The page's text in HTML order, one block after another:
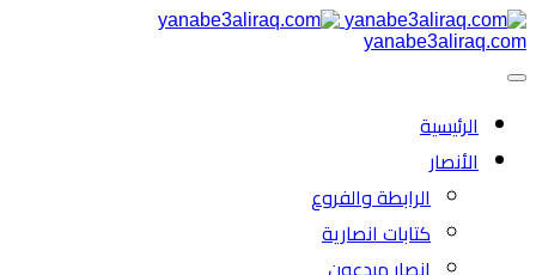
yanabe3aliraq.com
الرئیسية
الأنصار
الرابطة والفروع
كتابات انصارية